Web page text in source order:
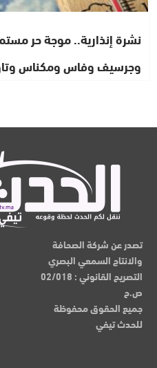
نشرة إنذارية.. موجة حر
وجرسيف وفاس ومكناس
تصدر عن شركة الصحافة
والانتاج السمعي البصري
التصريح القانوني : 02/018
ص.ح
جميع الحقوق محفوظة
للحدث تيفي